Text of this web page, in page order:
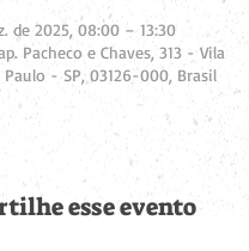
de 2025, 08:00 – 13:30
Pacheco e Chaves, 313 - Vila
Paulo - SP, 03126-000, Brasil
esse evento